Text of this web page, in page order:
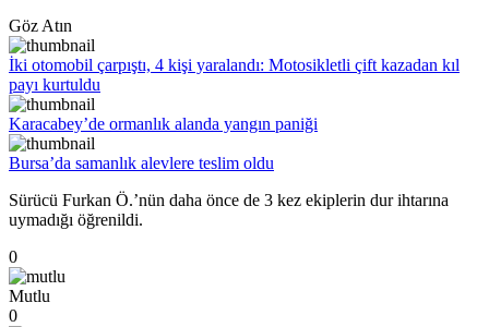
Göz Atın
İki otomobil çarpıştı, 4 kişi yaralandı: Motosikletli çift kazadan kıl
payı kurtuldu
Karacabey’de ormanlık alanda yangın paniği
Bursa’da samanlık alevlere teslim oldu
Sürücü Furkan Ö.’nün daha önce de 3 kez ekiplerin dur ihtarına
uymadığı öğrenildi.
0
Mutlu
0